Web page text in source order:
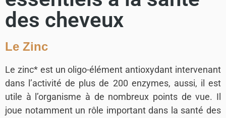
des cheveux
Le Zinc
Le zinc* est un oligo-élément antioxydant intervenant
dans l’activité de plus de 200 enzymes, aussi, il est
utile à l’organisme à de nombreux points de vue. Il
joue notamment un rôle important dans la santé des